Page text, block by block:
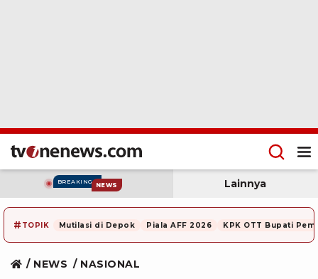
BREAKING NEWS Lainnya
# TOPIK Mutilasi di Depok Piala AFF 2026 KPK OTT Bupati
NEWS NASIONAL